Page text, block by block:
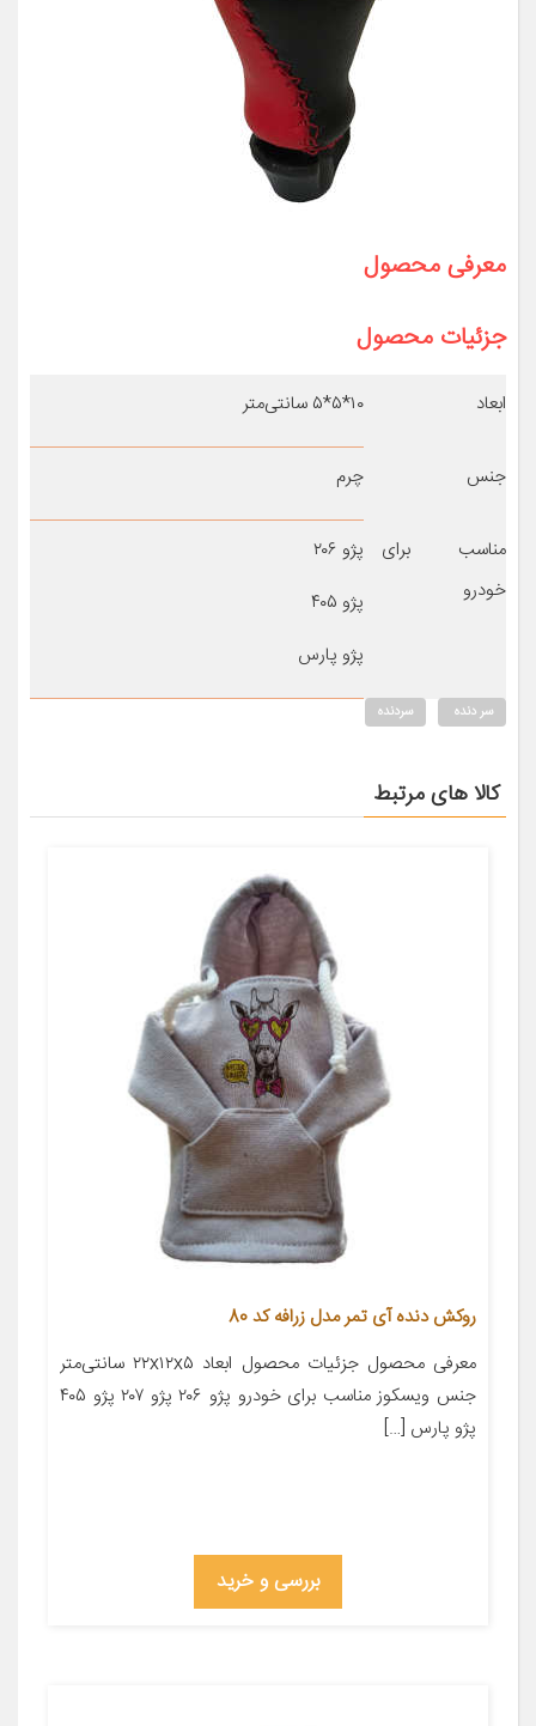
معرفی محصول
جزئیات محصول
ابعاد ۱۰*۵*۵ سانتی‌متر
جنس چرم
مناسب برای
خودرو
پژو ۲۰۶
پژو ۴۰۵
پژو پارس
سر دنده سردنده
کالا های مرتبط
روکش دنده آی تمر مدل زرافه کد 80
معرفی محصول جزئیات محصول ابعاد ۲۲x۱۲x۵ سانتی‌متر
جنس ویسکوز مناسب برای خودرو پژو ۲۰۶ پژو ۲۰۷ پژو ۴۰۵
پژو پارس […]
بررسی و خرید